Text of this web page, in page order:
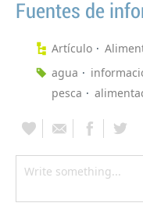
Fuentes de
Artículo
agua
pesca